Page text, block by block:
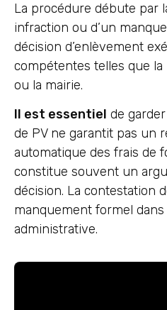
La procédure débute par
infraction ou d’un
décision d’enlèvement
compétentes telles que la
ou la mairie.
Il est essentiel de garder
de PV ne garantit pas un
automatique des frais de
constitue souvent un
décision. La contestation
manquement formel
administrative.